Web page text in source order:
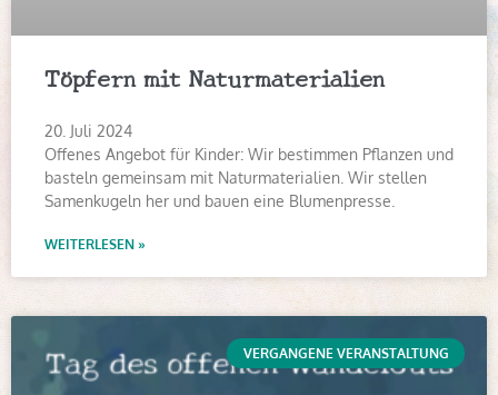
Töpfern mit Naturmaterialien
20. Juli 2024
Offenes Angebot für Kinder: Wir bestimmen Pflanzen und
basteln gemeinsam mit Naturmaterialien. Wir stellen
Samenkugeln her und bauen eine Blumenpresse.
WEITERLESEN »
VERGANGENE VERANSTALTUNG